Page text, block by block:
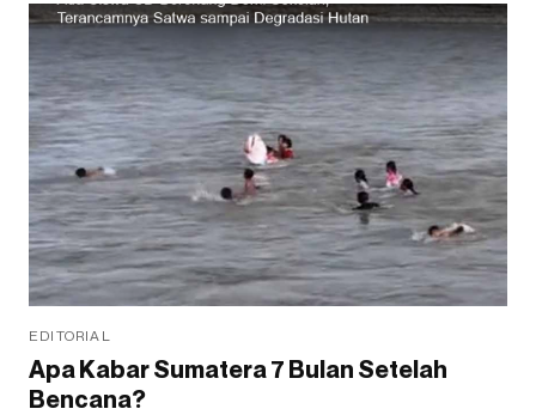
EDITORIAL
Apa Kabar Sumatera 7 Bulan Setelah
Bencana?